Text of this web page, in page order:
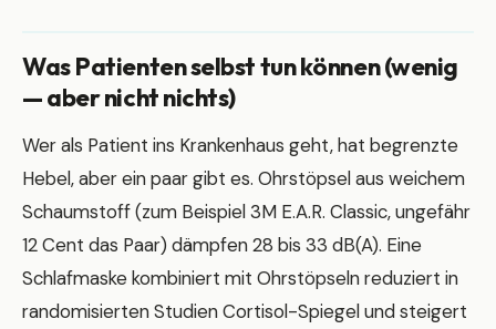
Was Patienten selbst tun können (wenig
— aber nicht nichts)
Wer als Patient ins Krankenhaus geht, hat begrenzte
Hebel, aber ein paar gibt es. Ohrstöpsel aus weichem
Schaumstoff (zum Beispiel 3M E.A.R. Classic, ungefähr
12 Cent das Paar) dämpfen 28 bis 33 dB(A). Eine
Schlafmaske kombiniert mit Ohrstöpseln reduziert in
randomisierten Studien Cortisol-Spiegel und steigert